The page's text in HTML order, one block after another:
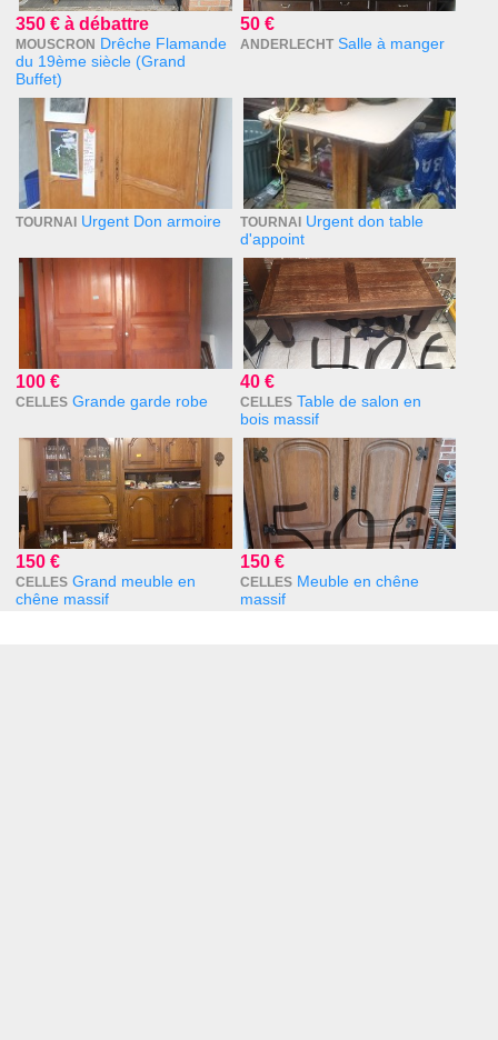
350 € à débattre
MOUSCRON Drêche Flamande
du 19ème siècle (Grand
Buffet)
50 €
ANDERLECHT Salle à manger
TOURNAI Urgent Don armoire TOURNAI
Urgent don table
d'appoint
100 €
CELLES Grande garde robe
40 €
CELLES Table de salon en
bois massif
150 €
CELLES Grand meuble en
chêne massif
150 €
CELLES Meuble en chêne
massif